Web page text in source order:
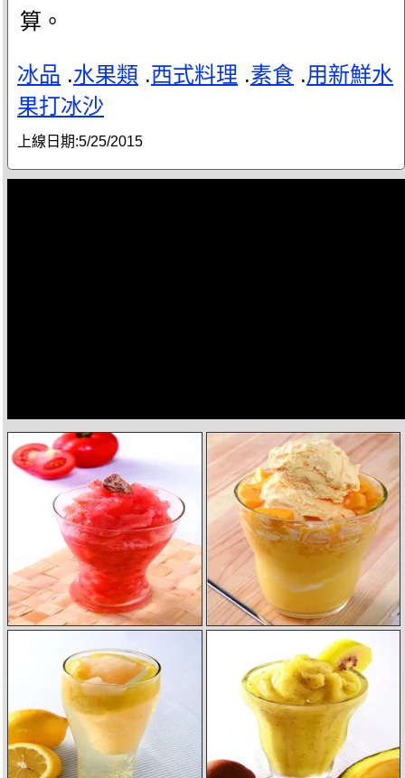
算。
冰品 .水果類 .西式料理 .素食 .用新鮮水
果打冰沙
上線日期:5/25/2015